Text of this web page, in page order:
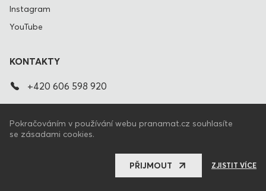
Instagram
YouTube
KONTAKTY
+420 606 598 920
Pranamat.cz © 2009 - 2026. All rights reserved.
SPOJENÉ STÁTY AMERICKÉ CZ
Pokračováním v používání webu pranamat.cz souhlasíte
se zásadami cookies.
PŘIJMOUT ZJISTIT VÍCE